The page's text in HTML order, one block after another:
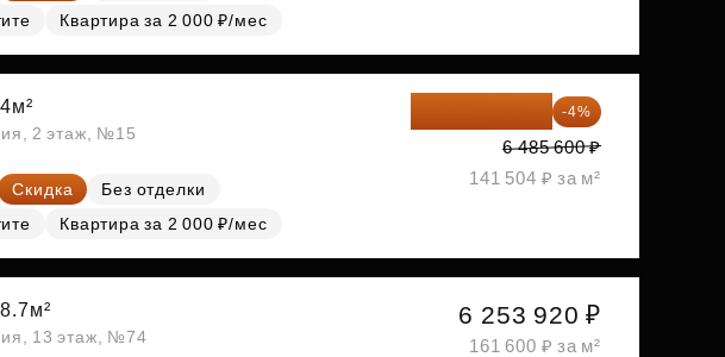
Квартира за 2 000 ₽/мес
2 этаж, №15
Скидка
Без отделки
Квартира за 2 000 ₽/мес
6 226 176 ₽ -4%
6 485 600 ₽
141 504 ₽ за м²
13 этаж, №74
6 253 920 ₽
161 600 ₽ за м²